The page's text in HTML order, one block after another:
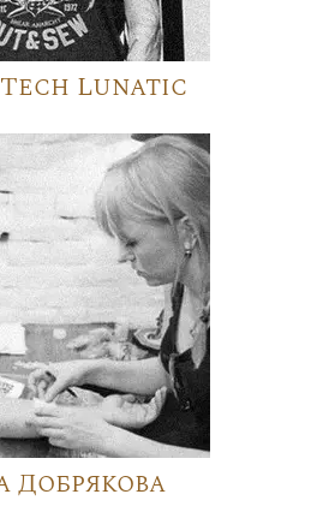
Lunatic
Добрякова